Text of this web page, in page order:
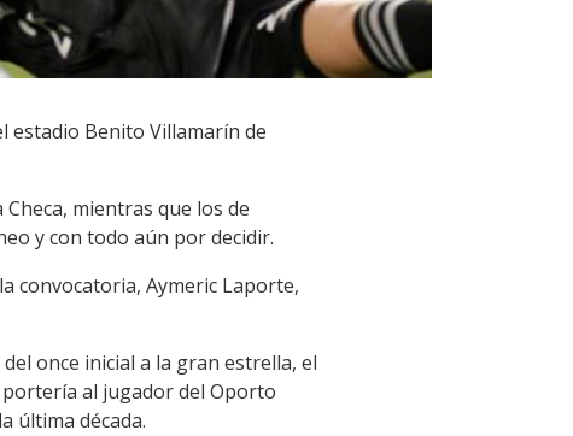
estadio Benito Villamarín de
mientras que los de
y con todo aún por decidir.
convocatoria, Aymeric Laporte,
once inicial a la gran estrella, el
al jugador del Oporto
última década.